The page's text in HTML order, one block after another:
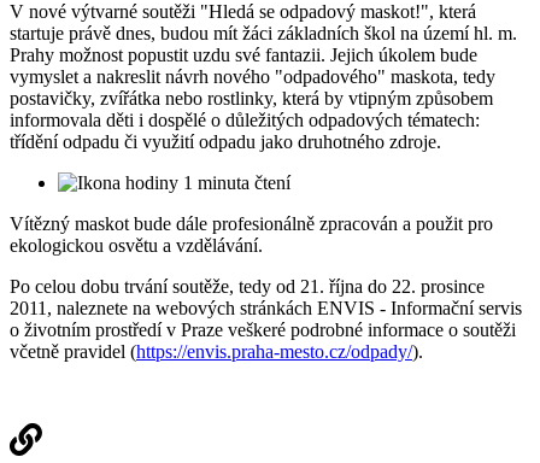
V nové výtvarné soutěži "Hledá se odpadový maskot!", která
startuje právě dnes, budou mít žáci základních škol na území hl. m.
Prahy možnost popustit uzdu své fantazii. Jejich úkolem bude
vymyslet a nakreslit návrh nového "odpadového" maskota, tedy
postavičky, zvířátka nebo rostlinky, která by vtipným způsobem
informovala děti i dospělé o důležitých odpadových tématech:
třídění odpadu či využití odpadu jako druhotného zdroje.
1 minuta čtení
Vítězný maskot bude dále profesionálně zpracován a použit pro
ekologickou osvětu a vzdělávání.
Po celou dobu trvání soutěže, tedy od 21. října do 22. prosince
2011, naleznete na webových stránkách ENVIS - Informační servis
o životním prostředí v Praze veškeré podrobné informace o soutěži
včetně pravidel (https://envis.praha-mesto.cz/odpady/).